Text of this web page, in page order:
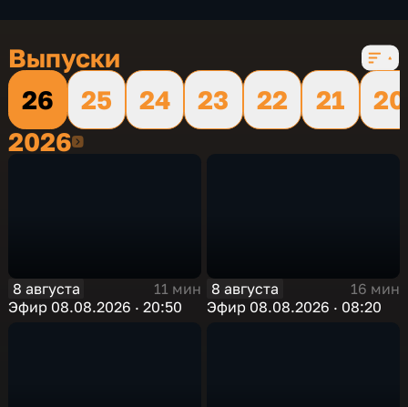
Выпуски
26
25 24 23 22 21
20
20262026
8 августа
11 мин
Эфир 08.08.2026 · 20:50
8 августа
16 мин
Эфир 08.08.2026 · 08:20